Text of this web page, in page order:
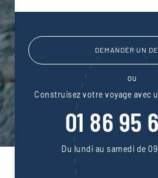
DEMANDER UN
ou
Construisez votre voyage avec
01 86 95
Du lundi au samedi de